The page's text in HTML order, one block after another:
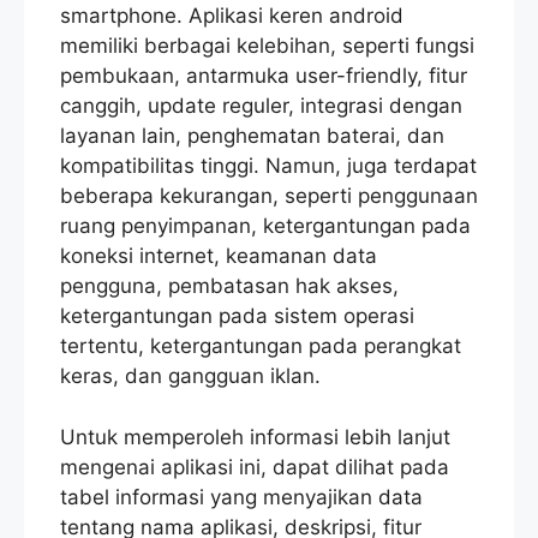
smartphone. Aplikasi keren android
memiliki berbagai kelebihan, seperti fungsi
pembukaan, antarmuka user-friendly, fitur
canggih, update reguler, integrasi dengan
layanan lain, penghematan baterai, dan
kompatibilitas tinggi. Namun, juga terdapat
beberapa kekurangan, seperti penggunaan
ruang penyimpanan, ketergantungan pada
koneksi internet, keamanan data
pengguna, pembatasan hak akses,
ketergantungan pada sistem operasi
tertentu, ketergantungan pada perangkat
keras, dan gangguan iklan.
Untuk memperoleh informasi lebih lanjut
mengenai aplikasi ini, dapat dilihat pada
tabel informasi yang menyajikan data
tentang nama aplikasi, deskripsi, fitur